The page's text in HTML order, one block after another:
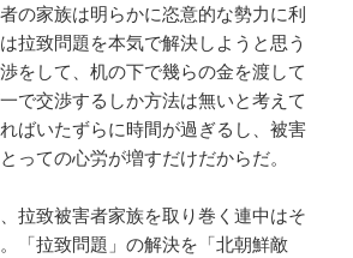
の家族は明らかに恣意的な勢力に利
拉致問題を本気で解決しようと思う
をして、机の下で幾らの金を渡して
で交渉するしか方法は無いと考えて
ばいたずらに時間が過ぎるし、被害
っての心労が増すだけだからだ。
拉致被害者家族を取り巻く連中はそ
「拉致問題」の解決を「北朝鮮敵